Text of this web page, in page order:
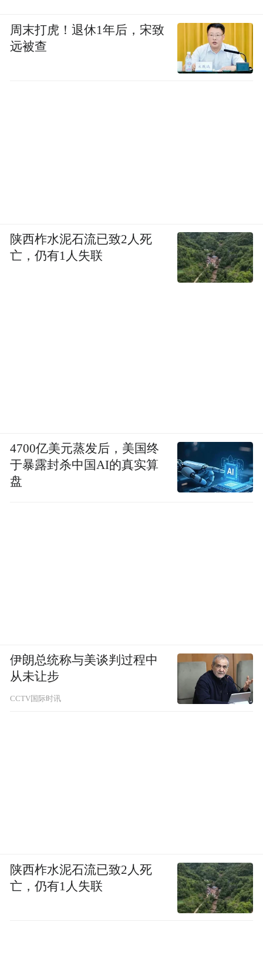
周末打虎！退休1年后，宋致
远被查
陕西柞水泥石流已致2人死
亡，仍有1人失联
4700亿美元蒸发后，美国终
于暴露封杀中国AI的真实算
盘
伊朗总统称与美谈判过程中
从未让步
CCTV国际时讯
陕西柞水泥石流已致2人死
亡，仍有1人失联